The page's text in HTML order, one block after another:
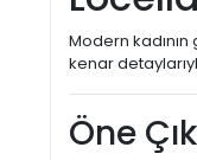
Modern kadının
kenar
Öne